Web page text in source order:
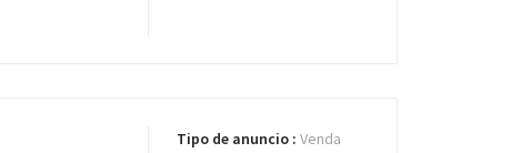
Tipo de anuncio : Venda